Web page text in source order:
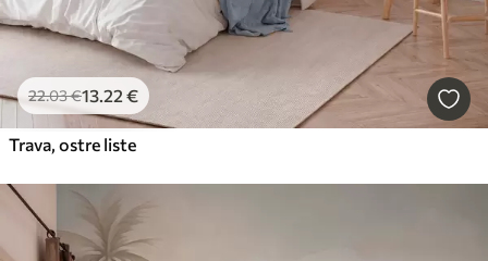
22.03€13 .22 €
Trava, ostre liste